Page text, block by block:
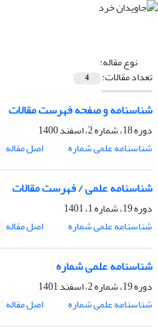
نوع مقاله:
تعداد مقالات: 4
شناسنامه و صفحه فهرست مقالات
دوره 18، شماره 2، اسفند 1400
شناسنامه علمی شماره
اصل مقاله
شناسنامه علمی / فهرست مقالات
دوره 19، شماره 1، 1401
شناسنامه علمی شماره
اصل مقاله
شناسنامه علمی شماره
دوره 19، شماره 2، اسفند 1401
شناسنامه علمی شماره
اصل مقاله